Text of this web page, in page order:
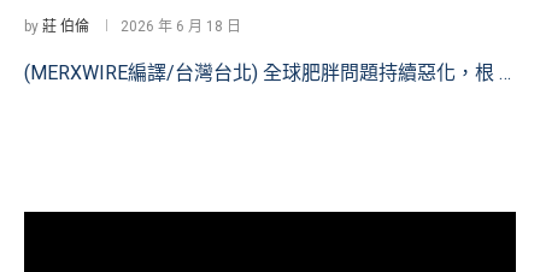
by 莊 伯倫 2026 年 6 月 18 日
(MERXWIRE編譯/台灣台北) 全球肥胖問題持續惡化，根 …